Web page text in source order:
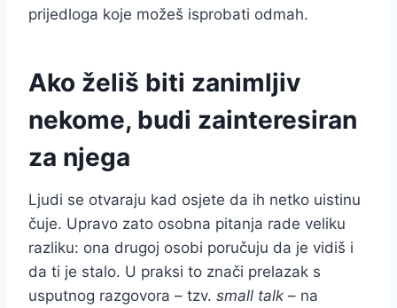
prijedloga koje možeš isprobati odmah.
Ako želiš biti zanimljiv
nekome, budi zainteresiran
za njega
Ljudi se otvaraju kad osjete da ih netko uistinu
čuje. Upravo zato osobna pitanja rade veliku
razliku: ona drugoj osobi poručuju da je vidiš i
da ti je stalo. U praksi to znači prelazak s
usputnog razgovora – tzv. small talk – na